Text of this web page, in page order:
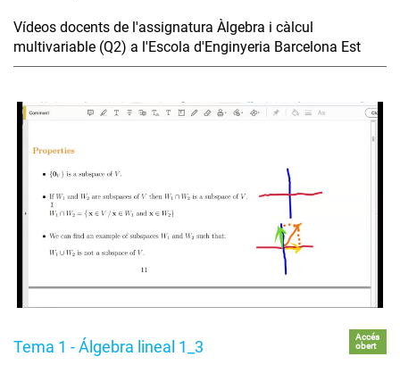
Vídeos docents de l'assignatura Àlgebra i càlcul
multivariable (Q2) a l'Escola d'Enginyeria Barcelona Est
Tema 1 - Álgebra lineal 1_3
Accés
obert